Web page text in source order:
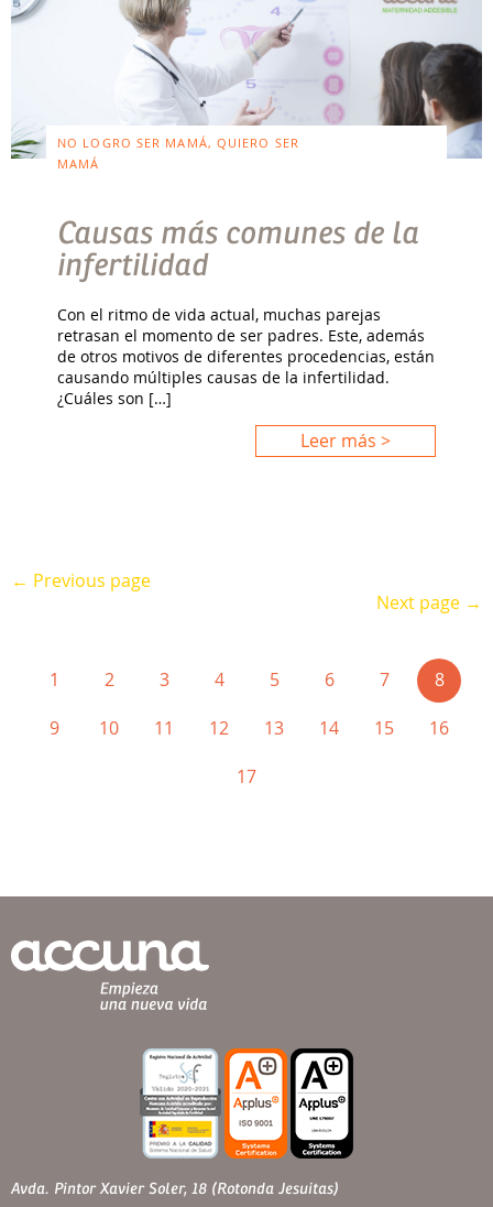
NO LOGRO SER MAMÁ, QUIERO SER
MAMÁ
Causas más comunes de la
infertilidad
Con el ritmo de vida actual, muchas parejas
retrasan el momento de ser padres. Este, además
de otros motivos de diferentes procedencias, están
causando múltiples causas de la infertilidad.
¿Cuáles son […]
Leer más >
← Previous page
Next page →
1 2 3 4 5 6 7 8
9 10 11 12 13 14 15
16
17
Avda. Pintor Xavier Soler, 18 (Rotonda Jesuitas)